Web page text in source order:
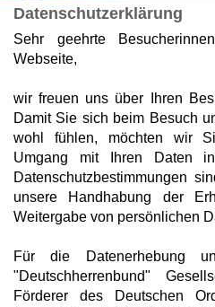
Datenschutzerklärung
Sehr geehrte
Webseite,
wir freuen uns über Ihren
Damit Sie sich beim Besuch
wohl fühlen, möchten wir
Umgang mit Ihren Daten
Datenschutzbestimmungen
unsere Handhabung der
Weitergabe von persönlichen
Für die Datenerhebung
"Deutschherrenbund"
Förderer des Deutschen